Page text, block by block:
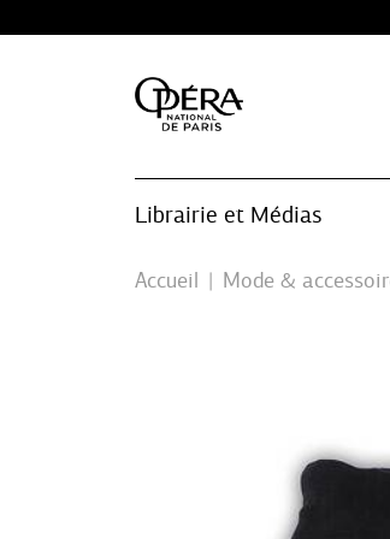
Librairie et Médias
Accueil Mode &